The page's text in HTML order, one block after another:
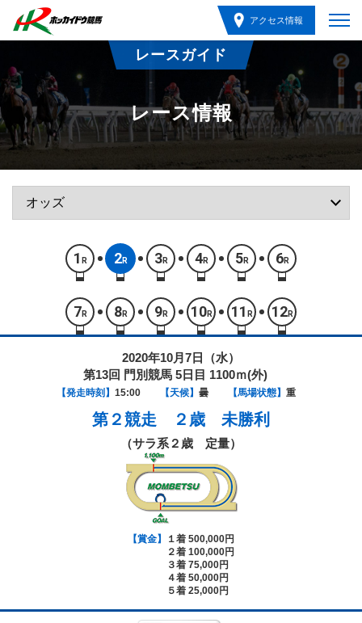
アクセス情報
レースガイド
レース情報
1 R 2R 3R 4R 5R 6R
7 R 8R 9R 10R 11 R 12R
2020年10月7日（水）
第13回 門別競馬 5日目 1100ｍ(外)
【発走時刻】 15:00 【天候】 曇 【馬場状態】 重
第２競走 ２歳 未勝利
（サラ系２歳 定量）
【賞金】
１着 500,000円
２着 100,000円
３着 75,000円
４着 50,000円
５着 25,000円